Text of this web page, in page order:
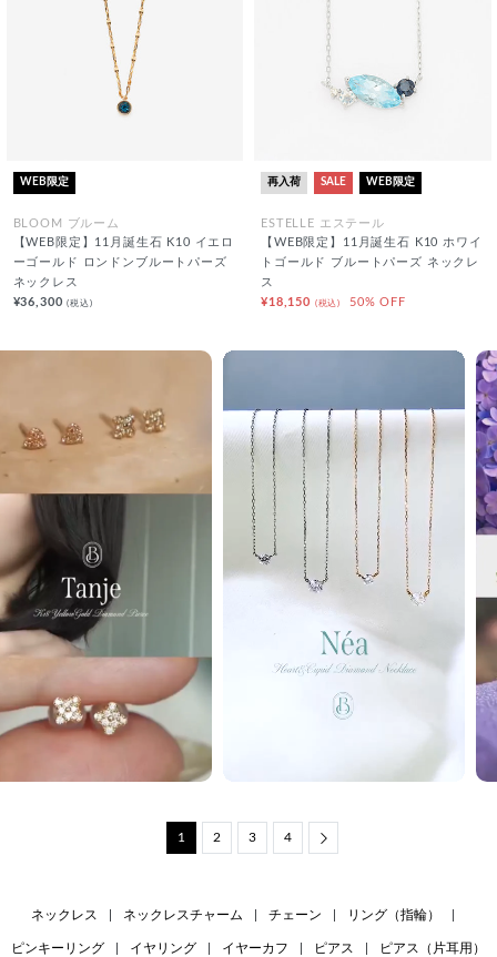
WEB限定
BLOOM ブルーム
【WEB限定】11月誕生石 K10 イエロ
ーゴールド ロンドンブルートパーズ
ネックレス
¥36,300(税込)
再入荷 SALE WEB限定
ESTELLE エステール
【WEB限定】11月誕生石 K10 ホワイ
トゴールド ブルートパーズ ネックレ
ス
¥18,150 (税込) 50% OFF
1 2 3 4
ネックレス ネックレスチャーム チェーン リング（指輪）
ピンキーリング イヤリング イヤーカフ ピアス ピアス（片耳用）